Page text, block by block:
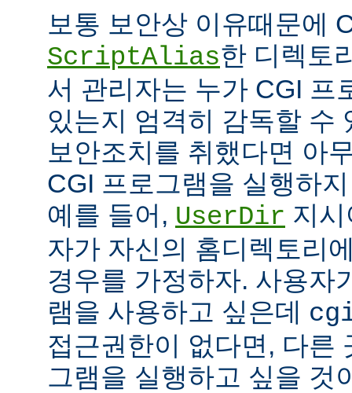
보통 보안상 이유때문에
ScriptAlias한 디렉토
서 관리자는 누가 CGI 프
있는지 엄격히 감독할 수
보안조치를 취했다면 아
CGI 프로그램을 실행하
예를 들어, UserDir 지
자가 자신의 홈디렉토리
경우를 가정하자. 사용자
램을 사용하고 싶은데
접근권한이 없다면, 다른
그램을 실행하고 싶을 것